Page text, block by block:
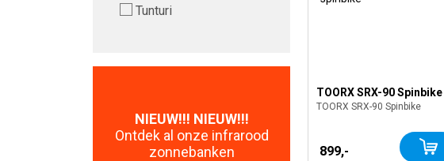
Tunturi
NIEUW!!! NIEUW!!!
Ontdek al onze infrarood
zonnebanken
TOORX SRX-90 Spinbike
TOORX SRX-90 Spinbike
899,-